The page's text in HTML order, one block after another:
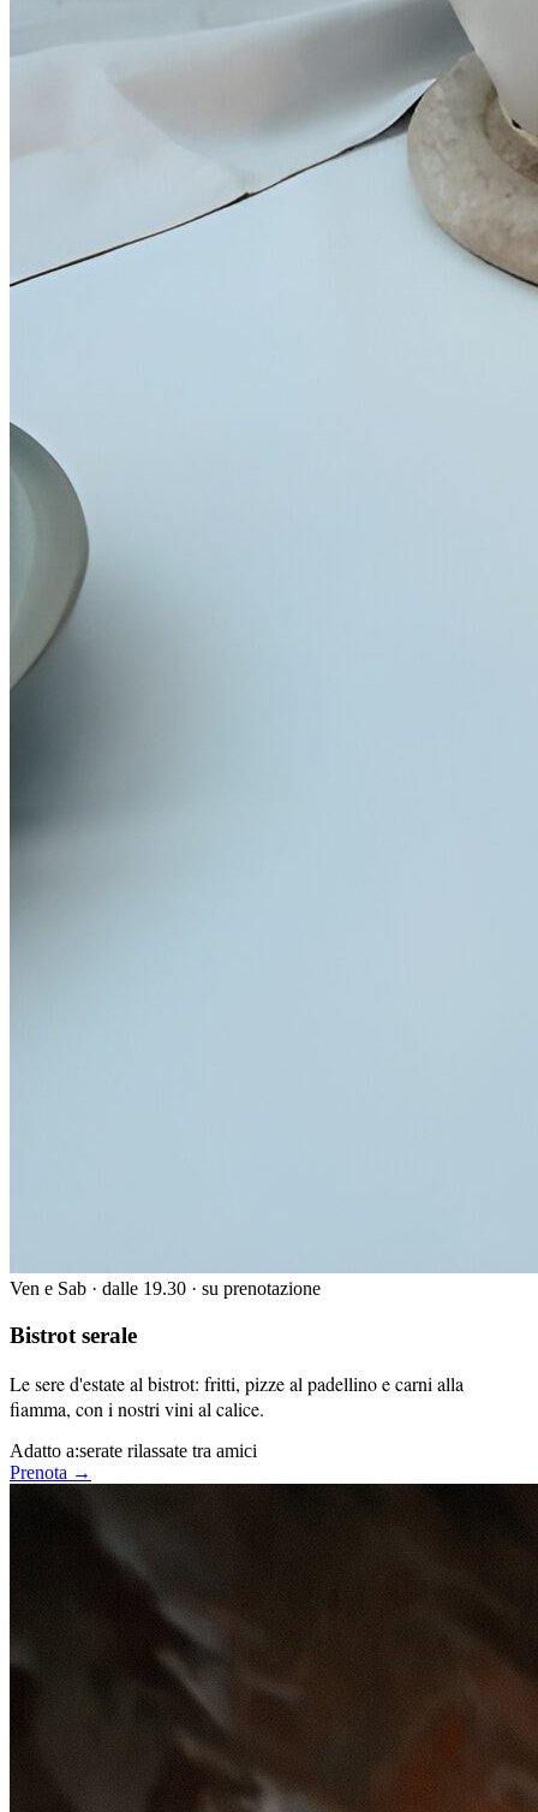
Ven e Sab · dalle 19.30 · su prenotazione
Bistrot serale
Le sere d'estate al bistrot: fritti, pizze al padellino e carni alla
fiamma, con i nostri vini al calice.
Adatto a:serate rilassate tra amici
Prenota →